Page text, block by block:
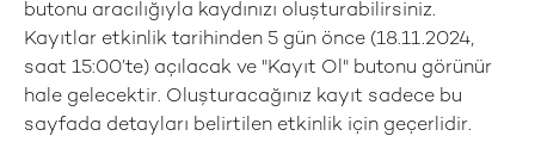
butonu aracılığıyla kaydınızı oluşturabilirsiniz.
Kayıtlar etkinlik tarihinden 5 gün önce (18.11.2024,
saat 15:00’te) açılacak ve "Kayıt Ol" butonu görünür
hale gelecektir. Oluşturacağınız kayıt sadece bu
sayfada detayları belirtilen etkinlik için geçerlidir.